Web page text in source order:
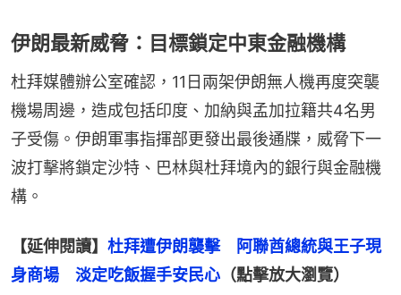
伊朗最新威脅：目標鎖定中東金融機構
杜拜媒體辦公室確認，11日兩架伊朗無人機再度突襲
機場周邊，造成包括印度、加納與孟加拉籍共4名男
子受傷。伊朗軍事指揮部更發出最後通牒，威脅下一
波打擊將鎖定沙特、巴林與杜拜境內的銀行與金融機
構。
【延伸閱讀】 杜拜遭伊朗襲擊　阿聯酋總統與王子現
身商場　淡定吃飯握手安民心 （點擊放大瀏覽）